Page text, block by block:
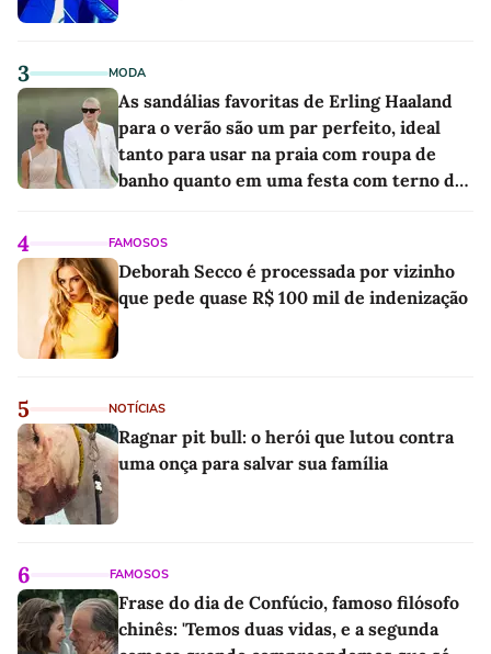
3 MODA
As sandálias favoritas de Erling Haaland
para o verão são um par perfeito, ideal
tanto para usar na praia com roupa de
banho quanto em uma festa com terno de
4 FAMOSOS
Deborah Secco é processada por vizinho
que pede quase R$ 100 mil de indenização
5 NOTÍCIAS
Ragnar pit bull: o herói que lutou contra
uma onça para salvar sua família
6 FAMOSOS
Frase do dia de Confúcio, famoso filósofo
chinês: 'Temos duas vidas, e a segunda